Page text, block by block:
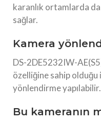
karanlık ortamlarda
sağlar.
Kamera
DS-2DE5232IW-
özelliğine sahip
yönlendirme yapılabilir.
Bu kameranın